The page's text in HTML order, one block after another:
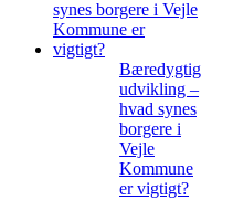
Bæredygtig
udvikling –
hvad synes
borgere i
Vejle
Kommune
er vigtigt?